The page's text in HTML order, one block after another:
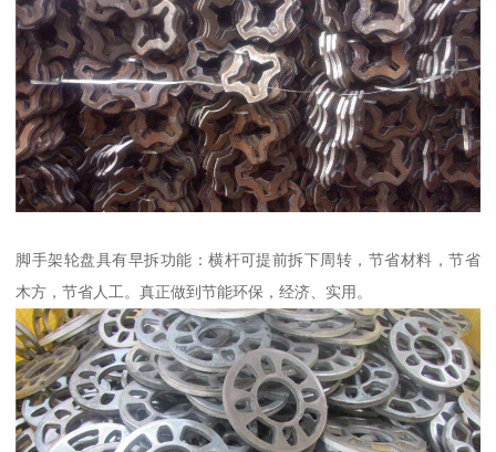
脚手架轮盘具有早拆功能：横杆可提前拆下周转，节省材料，节省
木方，节省人工。真正做到节能环保，经济、实用。